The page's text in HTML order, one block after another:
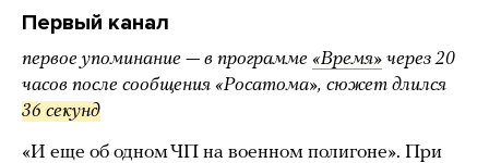
Первый канал
первое упоминание — в программе «Время» через 20
часов после сообщения «Росатома», сюжет длился
36 секунд
«И еще об одном ЧП на военном полигоне». При